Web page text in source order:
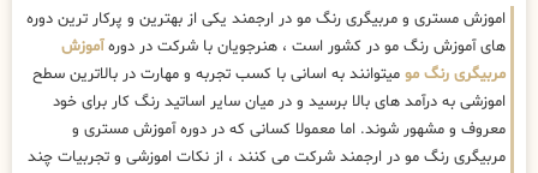
اموزش مستری و مربیگری رنگ مو در ارجمند یکی از بهترین و پرکار ترین دوره
های آموزش رنگ مو در کشور است ، هنرجویان با شرکت در دورهآموزش
مربیگری رنگ مو میتوانند به اسانی با کسب تجربه و مهارت در بالاترین سطح
اموزشی به درآمد های بالا برسید و در میان سایر اساتید رنگ کار برای خود
معروف و مشهور شوند. اما معمولا کسانی که در دوره آموزش مستری و
مربیگری رنگ مو در ارجمند شرکت می کنند ، از نکات اموزشی و تجربیات چند